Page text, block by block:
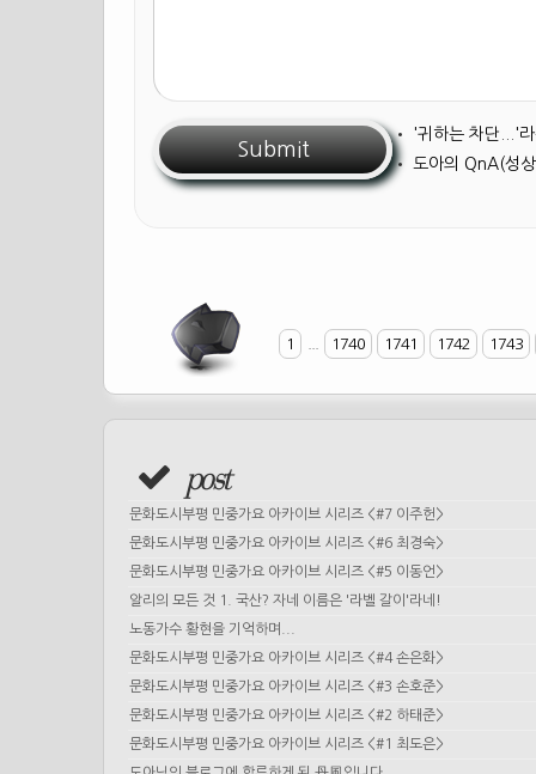
• '귀하는 차단...'
• 도아의 QnA(성
1 1740 1741 1742 1743
post
문화도시부평 민중가요 아카이브 시리즈 <#7 이주헌>
문화도시부평 민중가요 아카이브 시리즈 <#6 최경숙>
문화도시부평 민중가요 아카이브 시리즈 <#5 이동언>
알리의 모든 것 1. 국산? 자네 이름은 '라벨 갈이'라네!
노동가수 황현을 기억하며...
문화도시부평 민중가요 아카이브 시리즈 <#4 손은화>
문화도시부평 민중가요 아카이브 시리즈 <#3 손호준>
문화도시부평 민중가요 아카이브 시리즈 <#2 하태준>
문화도시부평 민중가요 아카이브 시리즈 <#1 최도은>